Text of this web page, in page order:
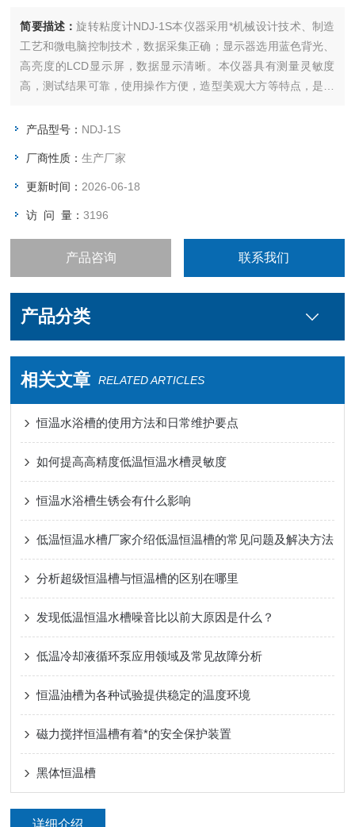
简要描述：旋转粘度计NDJ-1S本仪器采用*机械设计技术、制造
工艺和微电脑控制技术，数据采集正确；显示器选用蓝色背光、
高亮度的LCD显示屏，数据显示清晰。本仪器具有测量灵敏度
高，测试结果可靠，使用操作方便，造型美观大方等特点，是用
字粘度计是NDJ-1S可广泛应用于油脂、油漆、塑料、药物、饰
产品型号： NDJ-1S
厂商性质：生产厂家
更新时间： 2026-06-18
访 问 量：3196
产品咨询 联系我们
产品分类
相关文章 RELATED ARTICLES
恒温水浴槽的使用方法和日常维护要点
如何提高高精度低温恒温水槽灵敏度
恒温水浴槽生锈会有什么影响
低温恒温水槽厂家介绍低温恒温槽的常见问题及解决方法
分析超级恒温槽与恒温槽的区别在哪里
发现低温恒温水槽噪音比以前大原因是什么？
低温冷却液循环泵应用领域及常见故障分析
恒温油槽为各种试验提供稳定的温度环境
磁力搅拌恒温槽有着*的安全保护装置
黑体恒温槽
详细介绍